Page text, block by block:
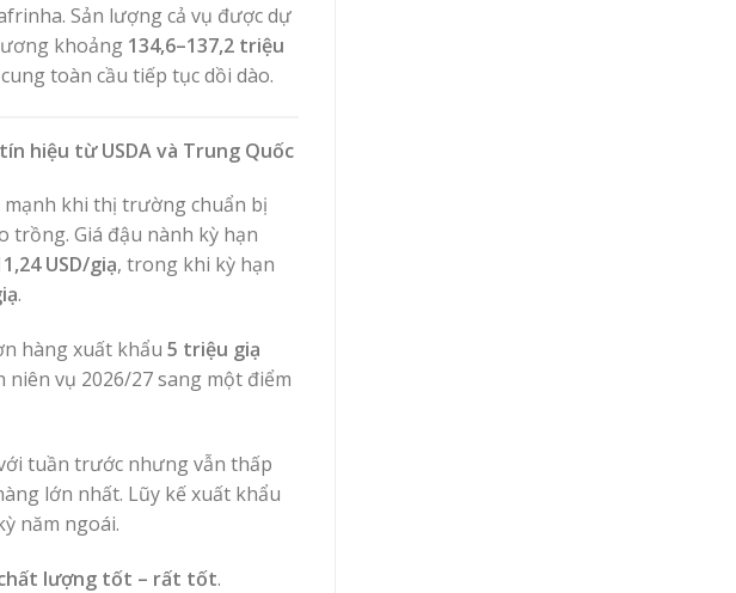
Sản lượng cả vụ được dự
khoảng 134,6–137,2 triệu
toàn cầu tiếp tục dồi dào.
hiệu từ USDA và Trung Quốc
khi thị trường chuẩn bị
trồng. Giá đậu nành kỳ hạn
USD/giạ, trong khi kỳ hạn
.
hàng xuất khẩu 5 triệu giạ
niên vụ 2026/27 sang một điểm
tuần trước nhưng vẫn thấp
lớn nhất. Lũy kế xuất khẩu
năm ngoái.
lượng tốt – rất tốt.